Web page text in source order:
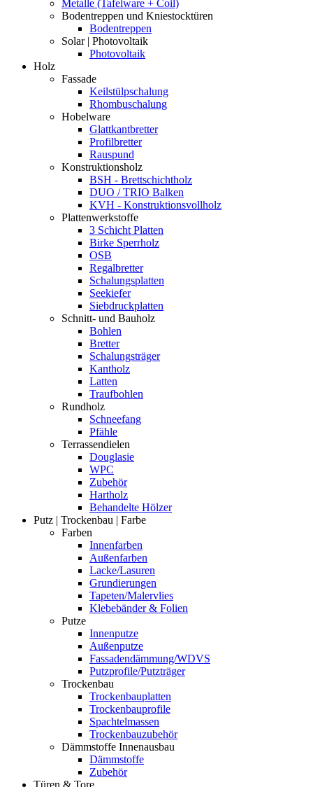
Metalle (Tafelware + Coil)
Bodentreppen und Kniestocktüren
Bodentreppen
Solar | Photovoltaik
Photovoltaik
Holz
Fassade
Keilstülpschalung
Rhombuschalung
Hobelware
Glattkantbretter
Profilbretter
Rauspund
Konstruktionsholz
BSH - Brettschichtholz
DUO / TRIO Balken
KVH - Konstruktionsvollholz
Plattenwerkstoffe
3 Schicht Platten
Birke Sperrholz
OSB
Regalbretter
Schalungsplatten
Seekiefer
Siebdruckplatten
Schnitt- und Bauholz
Bohlen
Bretter
Schalungsträger
Kantholz
Latten
Traufbohlen
Rundholz
Schneefang
Pfähle
Terrassendielen
Douglasie
WPC
Zubehör
Hartholz
Behandelte Hölzer
Putz | Trockenbau | Farbe
Farben
Innenfarben
Außenfarben
Lacke/Lasuren
Grundierungen
Tapeten/Malervlies
Klebebänder & Folien
Putze
Innenputze
Außenputze
Fassadendämmung/WDVS
Putzprofile/Putzträger
Trockenbau
Trockenbauplatten
Trockenbauprofile
Spachtelmassen
Trockenbauzubehör
Dämmstoffe Innenausbau
Dämmstoffe
Zubehör